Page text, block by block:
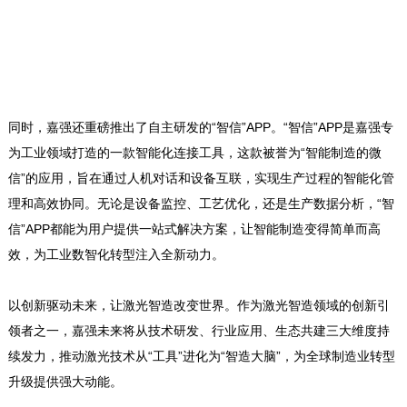
同时，嘉强还重磅推出了自主研发的“智信”APP。“智信”APP是嘉强专
为工业领域打造的一款智能化连接工具，这款被誉为“智能制造的微
信”的应用，旨在通过人机对话和设备互联，实现生产过程的智能化管
理和高效协同。无论是设备监控、工艺优化，还是生产数据分析，“智
信”APP都能为用户提供一站式解决方案，让智能制造变得简单而高
效，为工业数智化转型注入全新动力。
以创新驱动未来，让激光智造改变世界。作为激光智造领域的创新引
领者之一，嘉强未来将从技术研发、行业应用、生态共建三大维度持
续发力，推动激光技术从“工具”进化为“智造大脑”，为全球制造业转型
升级提供强大动能。